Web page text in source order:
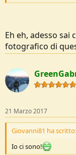
Eh eh, adesso
fotografico di
21 Marzo 2017
Giovanni81 ha scritto:
Io ci sono!